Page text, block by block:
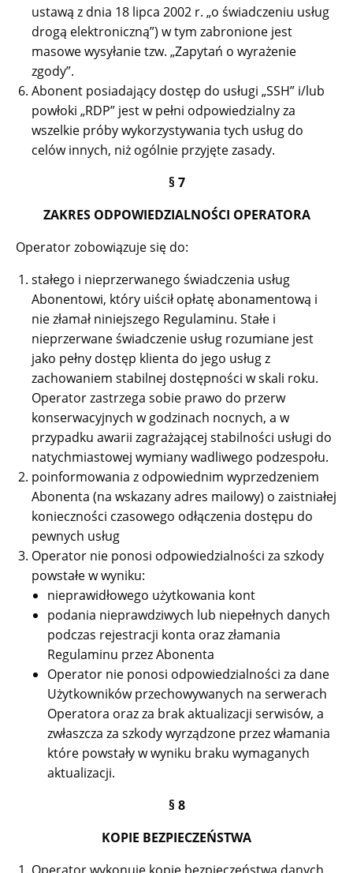
ustawą z dnia 18 lipca 2002 r. „o świadczeniu usług
drogą elektroniczną”) w tym zabronione jest
masowe wysyłanie tzw. „Zapytań o wyrażenie
zgody”.
Abonent posiadający dostęp do usługi „SSH” i/lub
powłoki „RDP” jest w pełni odpowiedzialny za
wszelkie próby wykorzystywania tych usług do
celów innych, niż ogólnie przyjęte zasady.
§ 7
ZAKRES ODPOWIEDZIALNOŚCI OPERATORA
Operator zobowiązuje się do:
stałego i nieprzerwanego świadczenia usług
Abonentowi, który uiścił opłatę abonamentową i
nie złamał niniejszego Regulaminu. Stałe i
nieprzerwane świadczenie usług rozumiane jest
jako pełny dostęp klienta do jego usług z
zachowaniem stabilnej dostępności w skali roku.
Operator zastrzega sobie prawo do przerw
konserwacyjnych w godzinach nocnych, a w
przypadku awarii zagrażającej stabilności usługi do
natychmiastowej wymiany wadliwego podzespołu.
poinformowania z odpowiednim wyprzedzeniem
Abonenta (na wskazany adres mailowy) o zaistniałej
konieczności czasowego odłączenia dostępu do
pewnych usług
Operator nie ponosi odpowiedzialności za szkody
powstałe w wyniku:
nieprawidłowego użytkowania kont
podania nieprawdziwych lub niepełnych danych
podczas rejestracji konta oraz złamania
Regulaminu przez Abonenta
Operator nie ponosi odpowiedzialności za dane
Użytkowników przechowywanych na serwerach
Operatora oraz za brak aktualizacji serwisów, a
zwłaszcza za szkody wyrządzone przez włamania
które powstały w wyniku braku wymaganych
aktualizacji.
§ 8
KOPIE BEZPIECZEŃSTWA